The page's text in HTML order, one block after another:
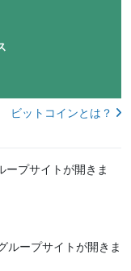
ビットコインとは？
ープサイトが開きま
ループサイトが開きま